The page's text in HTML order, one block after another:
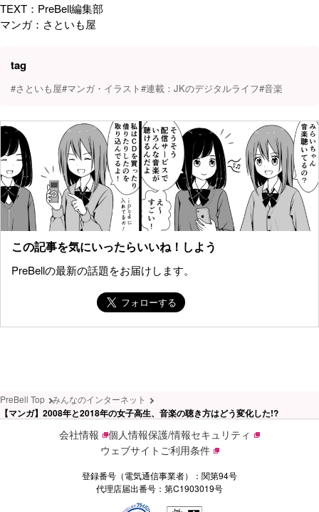
TEXT：PreBell編集部
マンガ：さといも屋
tag
#さといも屋#マンガ・イラスト#連載：JKのデジタルライフ#音楽
この記事を気にいったらいいね！しよう
PreBellの最新の話題をお届けします。
PreBell Top みんなのインターネット
【マンガ】2008年と2018年の女子高生、音楽の聴き方はどう変化した!?
会社情報
個人情報保護/情報セキュリティ
ウェブサイトご利用条件
登録番号（電気通信事業者）：関第94号
代理店届出番号：第C1903019号